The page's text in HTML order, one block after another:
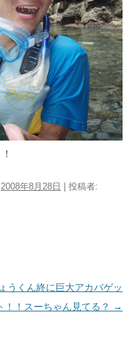
2008年8月28日
投稿者:
うくん終に巨大アカバゲッ
！！スーちゃん見てる？ →